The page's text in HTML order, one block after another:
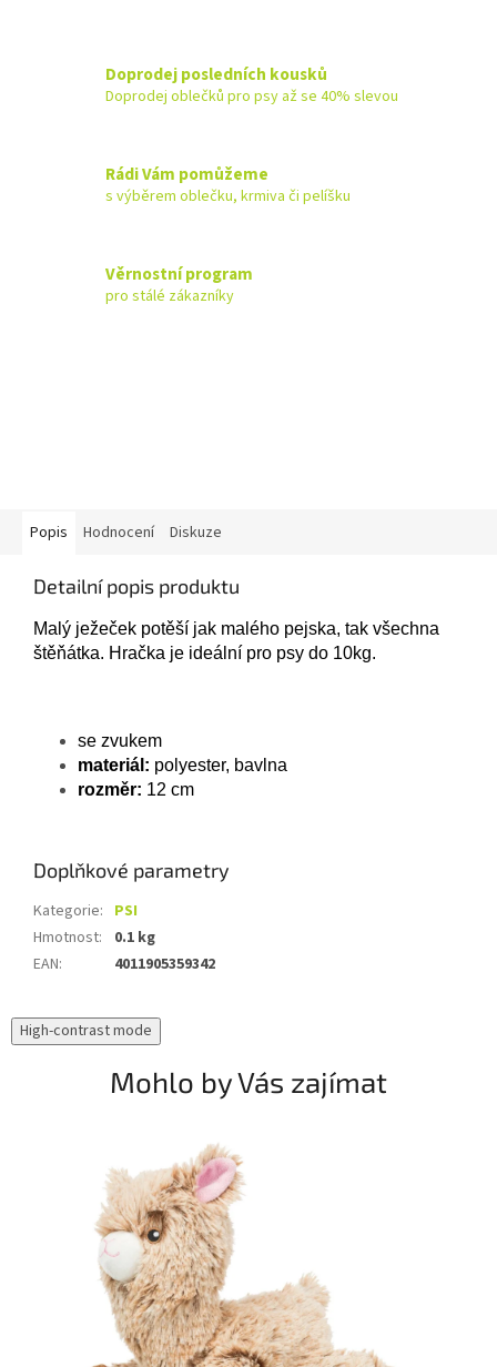
Doprodej posledních kousků
Doprodej oblečků pro psy až se 40% slevou
Rádi Vám pomůžeme
s výběrem oblečku, krmiva či pelíšku
Věrnostní program
pro stálé zákazníky
Popis Hodnocení Diskuze
Detailní popis produktu
Malý ježeček potěší jak malého pejska, tak všechna
štěňátka. Hračka je ideální pro psy do 10kg.
se zvukem
materiál: polyester, bavlna
rozměr: 12 cm
Doplňkové parametry
Kategorie: PSI
Hmotnost:
0.1 kg
EAN: 4011905359342
High-contrast mode
Mohlo by Vás zajímat